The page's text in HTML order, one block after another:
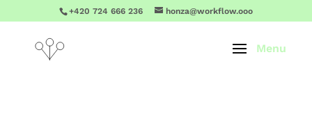
+420 724 666 236 honza@workflow.ooo